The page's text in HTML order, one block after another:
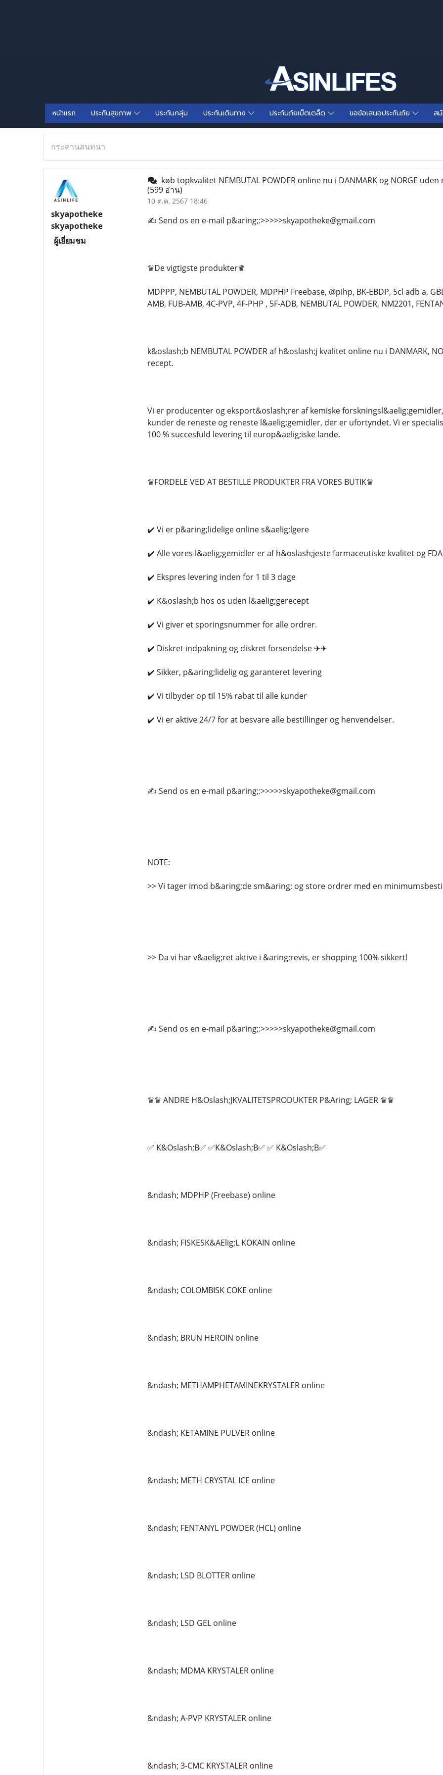
หน้าแรก ประกันสุขภาพ ประกันกลุ่ม ประกันเดินทาง ประกันภัยเบ็ตเตล็ด ขอข้อเสนอประกันภัย ส
กระดานสนทนา
skyapotheke
skyapotheke
ผู้เยี่ยมชม
køb topkvalitet NEMBUTAL POWDER online nu i DANMARK og NORGE uden
(599 อ่าน)
10 ต.ค. 2567 18:46
✍️ Send os en e-mail p&aring;:>>>>>skyapotheke@gmail.com
♛De vigtigste produkter♛
MDPPP, NEMBUTAL POWDER, MDPHP Freebase, @pihp, BK-EBDP, 5cl adb a,
AMB, FUB-AMB, 4C-PVP, 4F-PHP , 5F-ADB, NEMBUTAL POWDER, NM2201,
k&oslash;b NEMBUTAL POWDER af h&oslash;j kvalitet online nu i DANMARK,
recept.
Vi er producenter og eksport&oslash;rer af kemiske
kunder de reneste og reneste l&aelig;gemidler, der er ufortyndet. Vi er
100 % succesfuld levering til europ&aelig;iske lande.
♛FORDELE VED AT BESTILLE PRODUKTER FRA VORES BUTIK♛
✔️ Vi er p&aring;lidelige online s&aelig;lgere
✔️ Alle vores l&aelig;gemidler er af h&oslash;jeste farmaceutiske kvalitet og
✔️ Ekspres levering inden for 1 til 3 dage
✔️ K&oslash;b hos os uden l&aelig;gerecept
✔️ Vi giver et sporingsnummer for alle ordrer.
✔️ Diskret indpakning og diskret forsendelse ✈✈
✔️ Sikker, p&aring;lidelig og garanteret levering
✔️ Vi tilbyder op til 15% rabat til alle kunder
✔️ Vi er aktive 24/7 for at besvare alle bestillinger og henvendelser.
✍️ Send os en e-mail p&aring;:>>>>>skyapotheke@gmail.com
NOTE:
>> Vi tager imod b&aring;de sm&aring; og store ordrer med en
>> Da vi har v&aelig;ret aktive i &aring;revis, er shopping 100% sikkert!
✍️ Send os en e-mail p&aring;:>>>>>skyapotheke@gmail.com
♛♛ ANDRE H&Oslash;JKVALITETSPRODUKTER P&Aring; LAGER ♛♛
✅ K&Oslash;B✅ ✅K&Oslash;B✅ ✅ K&Oslash;B✅
&ndash; MDPHP (Freebase) online
&ndash; FISKESK&AElig;L KOKAIN online
&ndash; COLOMBISK COKE online
&ndash; BRUN HEROIN online
&ndash; METHAMPHETAMINEKRYSTALER online
&ndash; KETAMINE PULVER online
&ndash; METH CRYSTAL ICE online
&ndash; FENTANYL POWDER (HCL) online
&ndash; LSD BLOTTER online
&ndash; LSD GEL online
&ndash; MDMA KRYSTALER online
&ndash; A-PVP KRYSTALER online
&ndash; 3-CMC KRYSTALER online